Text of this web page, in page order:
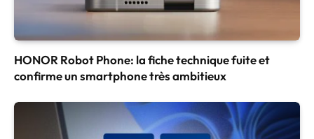
HONOR Robot Phone: la fiche technique fuite et
confirme un smartphone très ambitieux